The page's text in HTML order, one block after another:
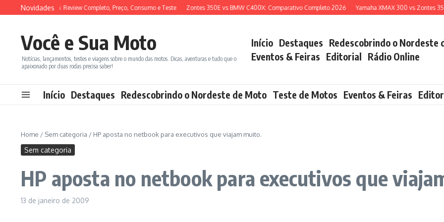
Ir para o conteúdo
Novidades
ADX 150 2026: Review Completo, Preço, Consumo e Teste Zontes 350E vs BMW C400X: Comparativo Completo 2026 Yamaha XMAX 300 vs Zontes
Você e Sua Moto
Notícias, lançamentos, testes e viagens sobre o mundo das motos. Dicas, aventuras e tudo que o
apaixonado por duas rodas precisa saber!
Início Destaques Redescobrindo o Nordeste
Eventos & Feiras Editorial Rádio Online
Início Destaques Redescobrindo o Nordeste de Moto Teste de Motos Eventos & Feiras
Home / Sem categoria / HP aposta no netbook para executivos que viajam muito.
Sem categoria
HP aposta no netbook para executivos que
13 de janeiro de 2009